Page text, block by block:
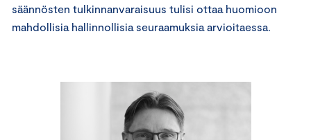
säännösten tulkinnanvaraisuus tulisi ottaa huomioon
mahdollisia hallinnollisia seuraamuksia arvioitaessa.